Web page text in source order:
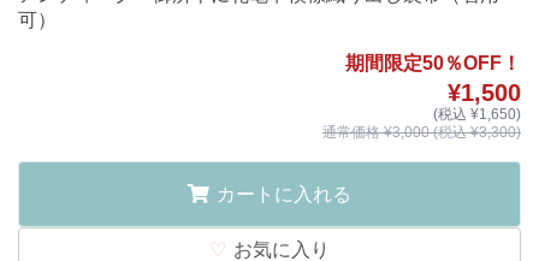
可）
期間限定50％OFF！
¥1,500
(税込 ¥1,650)
通常価格 ¥3,000 (税込 ¥3,300)
カートに入れる
お気に入り